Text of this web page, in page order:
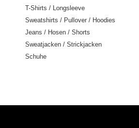
T-Shirts / Longsleeve
Sweatshirts / Pullover / Hoodies
Jeans / Hosen / Shorts
Sweatjacken / Strickjacken
Schuhe